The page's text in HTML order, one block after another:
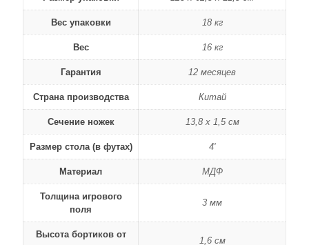
Вес упаковки 18 кг
Вес 16 кг
Гарантия 12 месяцев
Страна производства Китай
Сечение ножек 13,8 х 1,5 см
Размер стола (в футах) 4'
Материал МДФ
Толщина игрового
поля
3 мм
Высота бортиков от
1,6 см